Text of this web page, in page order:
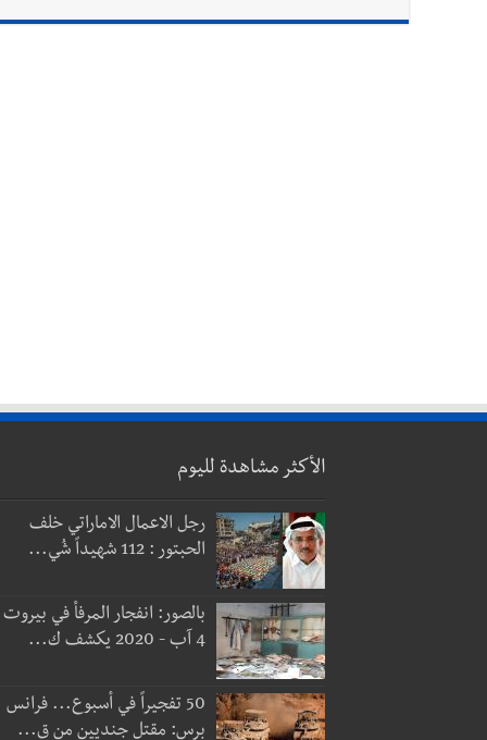
الأكثر مشاهدة لليوم
رجل الاعمال الاماراتي خلف
الحبتور : 112 شهيداً شُي...
بالصور: انفجار المرفأ في بيروت
4 آب - 2020 يكشف ك...
50 تفجيراً في أسبوع... فرانس
برس: مقتل جنديين من ق...